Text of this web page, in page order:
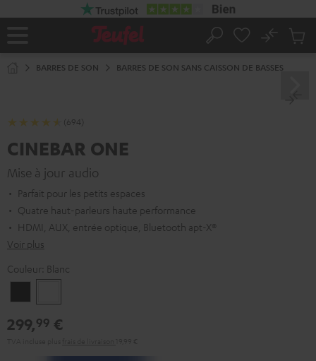
Page
Rechercher
No
BARRES DE SON BARRES DE SON SANS CAISSON DE BASSES
(694)
CINEBAR ONE
Mise à jour audio
Parfait pour les petits espaces
Quatre haut-parleurs haute performance
HDMI, AUX, entrée optique, Bluetooth apt-X®
Voir plus
Couleur: Blanc
299,99 €